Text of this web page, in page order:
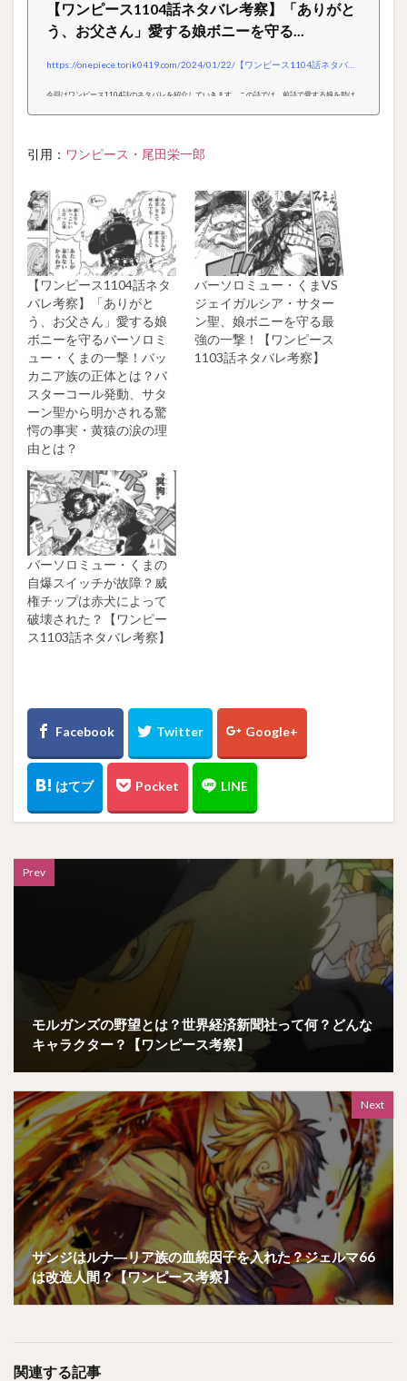
【ワンピース1104話ネタバレ考察】「ありがと
う、お父さん」愛する娘ボニーを守る...
今回はワンピース1104話のネタバレを紹介していきます。この話では、前話で愛する娘を助け
ミュー・くまの過去と深い愛情を知り、彼女とくまの感動的な再会が描かれました。サターン聖
引用： ワンピース・尾田栄一郎
【ワンピース1104話ネタ
バレ考察】「ありがと
う、お父さん」愛する娘
ボニーを守るバーソロミ
ュー・くまの一撃！バッ
カニア族の正体とは？バ
スターコール発動、サタ
ーン聖から明かされる驚
愕の事実・黄猿の涙の理
由とは？
バーソロミュー・くまVS
ジェイガルシア・サター
ン聖、娘ボニーを守る最
強の一撃！【ワンピース
1103話ネタバレ考察】
バーソロミュー・くまの
自爆スイッチが故障？威
権チップは赤犬によって
破壊された？【ワンピー
ス1103話ネタバレ考察】
Prev
モルガンズの野望とは？世界経済新聞社って何？どんな
キャラクター？【ワンピース考察】
Next
サンジはルナ―リア族の血統因子を入れた？ジェルマ66
は改造人間？【ワンピース考察】
関連する記事